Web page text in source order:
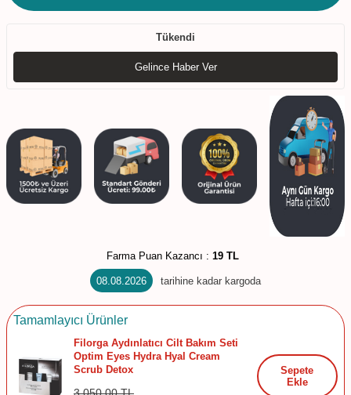
Tükendi
Gelince Haber Ver
Farma Puan Kazancı : 19 TL
08.08.2026 tarihine kadar kargoda
Tamamlayıcı Ürünler
Filorga Aydınlatıcı Cilt Bakım Seti
Optim Eyes Hydra Hyal Cream
Scrub Detox
Sepete
Ekle